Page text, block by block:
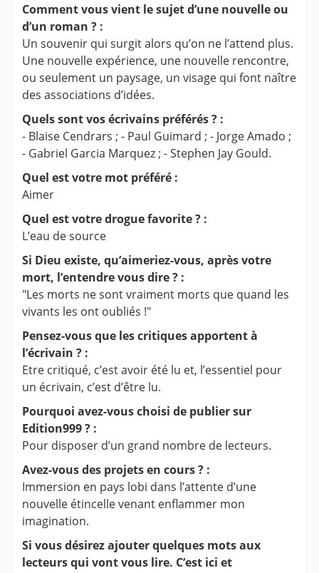
Comment vous vient le sujet d’une nouvelle ou
d’un roman ? :
Un souvenir qui surgit alors qu’on ne l’attend plus.
Une nouvelle expérience, une nouvelle rencontre,
ou seulement un paysage, un visage qui font naître
des associations d’idées.
Quels sont vos écrivains préférés ? :
- Blaise Cendrars ; - Paul Guimard ; - Jorge Amado ;
- Gabriel Garcia Marquez ; - Stephen Jay Gould.
Quel est votre mot préféré :
Aimer
Quel est votre drogue favorite ? :
L’eau de source
Si Dieu existe, qu’aimeriez-vous, après votre
mort, l’entendre vous dire ? :
"Les morts ne sont vraiment morts que quand les
vivants les ont oubliés !"
Pensez-vous que les critiques apportent à
l’écrivain ? :
Etre critiqué, c’est avoir été lu et, l’essentiel pour
un écrivain, c’est d’être lu.
Pourquoi avez-vous choisi de publier sur
Edition999 ? :
Pour disposer d’un grand nombre de lecteurs.
Avez-vous des projets en cours ? :
Immersion en pays lobi dans l’attente d’une
nouvelle étincelle venant enflammer mon
imagination.
Si vous désirez ajouter quelques mots aux
lecteurs qui vont vous lire. C’est ici et